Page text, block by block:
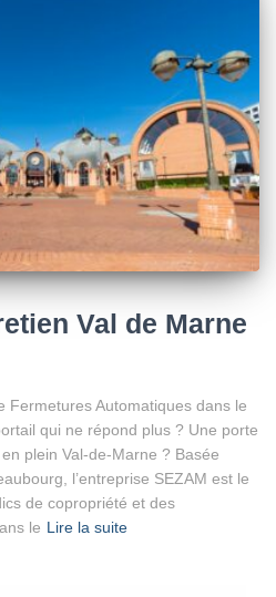
Val de Marne
Fermetures Automatiques dans le
qui ne répond plus ? Une porte
plein Val-de-Marne ? Basée
l’entreprise SEZAM est le
de copropriété et des
le Lire la suite